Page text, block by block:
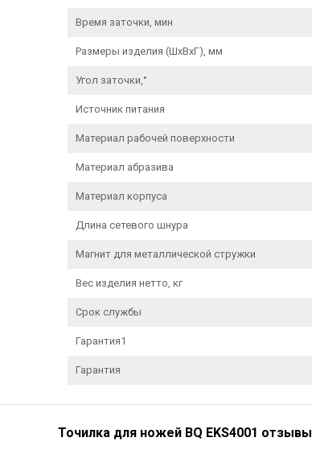
Время заточки, мин
Размеры изделия (ШxВxГ), мм
Угол заточки,°
Источник питания
Материал рабочей поверхности
Материал абразива
Материал корпуса
Длина сетевого шнура
Магнит для металлической стружки
Вес изделия нетто, кг
Срок службы
Гарантия1
Гарантия
Точилка для ножей BQ EKS4001 отзывы